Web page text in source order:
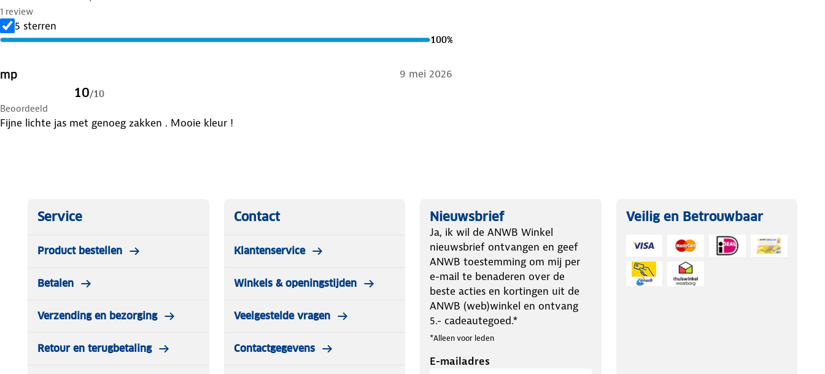
Verleng de levensduur van je kleding met goed
Lever het in bij onze winkels. Wij geven er een nieuwe bestemming aan.
1 review
5 sterren
100%
mp 9 mei 2026
10/10
Beoordeeld
Fijne lichte jas met genoeg zakken . Mooie kleur !
Service
Product bestellen
Betalen
Verzending en bezorging
Retour en terugbetaling
Contact
Klantenservice
Winkels & openingstijden
Veelgestelde vragen
Contactgegevens
Nieuwsbrief
Ja, ik wil de ANWB Winkel
nieuwsbrief ontvangen en geef
ANWB toestemming om mij per
e-mail te benaderen over de
beste acties en kortingen uit de
ANWB (web)winkel en ontvang
5.- cadeautegoed.*
*Alleen voor leden
E-mailadres
Veilig en Betrouwbaar